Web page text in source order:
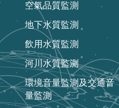
空氣品質監測
地下水質監測
飲用水質監測
河川水質監測
環境音量監測及交通音
量監測